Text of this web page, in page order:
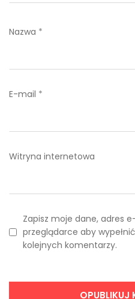
Nazwa *
E-mail *
Witryna internetowa
Zapisz moje dane, adres
przeglądarce aby
kolejnych komentarzy.